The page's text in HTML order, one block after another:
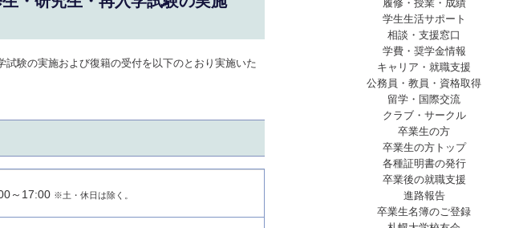
履修・授業・成績
学生生活サポート
相談・支援窓口
学費・奨学金情報
キャリア・就職支援
公務員・教員・資格取得
留学・国際交流
クラブ・サークル
卒業生の方
卒業生の方トップ
各種証明書の発行
卒業後の就職支援
進路報告
卒業生名簿のご登録
験の実施および復籍の受付を以下のとおり実施いた
～17:00 ※土・休日は除く。